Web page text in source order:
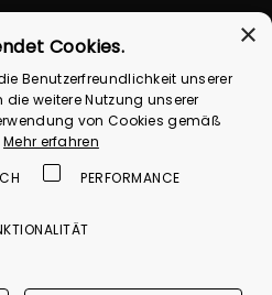
×
Cookies.
Benutzerfreundlichkeit unserer
die weitere Nutzung unserer
von Cookies gemäß
Mehr erfahren
PERFORMANCE